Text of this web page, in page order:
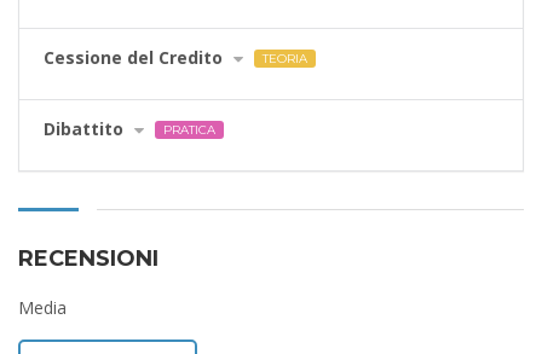
Cessione del Credito TEORIA
Dibattito PRATICA
RECENSIONI
Media